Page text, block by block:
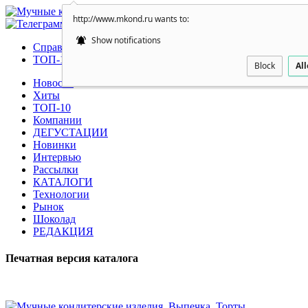
http://www.mkond.ru wants to:
Show notifications
Block
Справочник производителей кондитерских изделий
ТОП-100 Влиятельные персоны
Новости
Хиты
ТОП-10
Компании
ДЕГУСТАЦИИ
Новинки
Интервью
Рассылки
КАТАЛОГИ
Технологии
Рынок
Шоколад
РЕДАКЦИЯ
Печатная версия каталога